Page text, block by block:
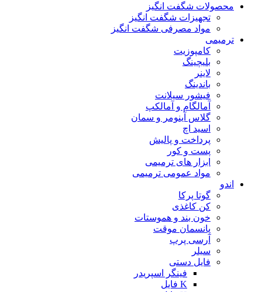
محصولات شگفت انگیز
تجهیزات شگفت انگیز
مواد مصرفی شگفت انگیز
ترمیمی
کامپوزیت
بلیچینگ
لاینر
باندینگ
فیشور سیلانت
آمالگام و آمالکپ
گلاس آینومر و سمان
اسید اچ
پرداخت و پالیش
پست و کور
ابزار های ترمیمی
مواد عمومی ترمیمی
اندو
گوتا پرکا
کن کاغذی
خون بند و هموستات
پانسمان موقت
آرسی پرپ
سیلر
فایل دستی
فینگر اسپریدر
K فایل